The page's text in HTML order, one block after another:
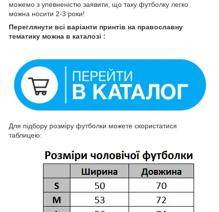
можемо з упевненістю заявити, що таку футболку легко
можна носити 2-3 роки!
Переглянути всі варіанти принтів на православну
тематику можна в каталозі :
Для підбору розміру футболки можете скористатися
таблицею: